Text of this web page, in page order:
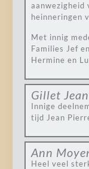
aanwezigheid
heinneringen
Met innig
Families Jef
Hermine en
Gillet
Innige
tijd Jean
Ann
Heel veel